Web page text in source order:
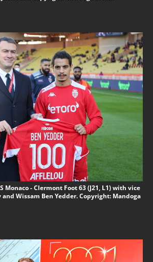
Monaco - Clermont Foot 63 (J21, L1) with vice
Wissam Ben Yedder. Copyright: Mandoga